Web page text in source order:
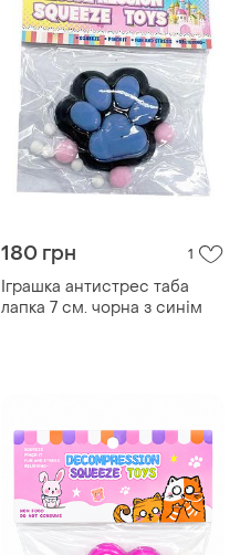
180 грн 1
Іграшка антистрес таба
лапка 7 см. чорна з синім